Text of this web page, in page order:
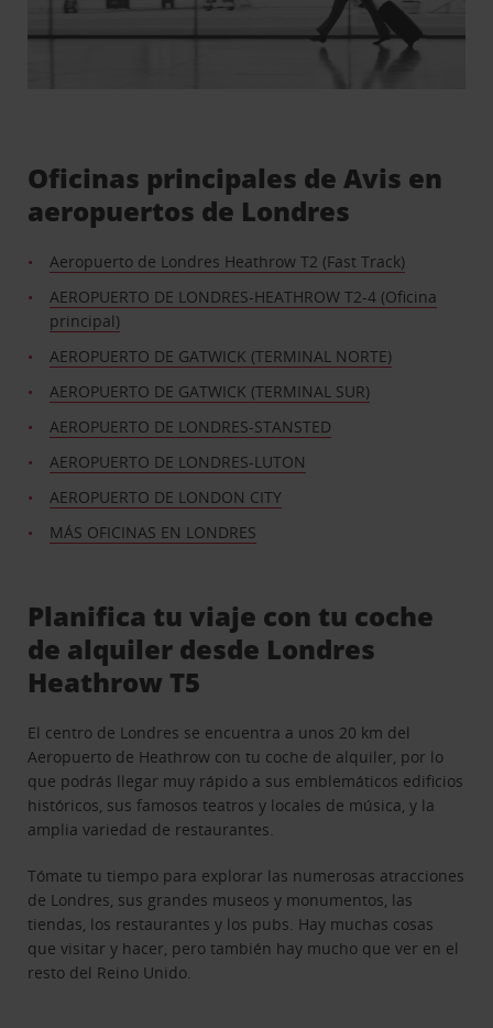
Oficinas principales de Avis en
aeropuertos de Londres
Aeropuerto de Londres Heathrow T2 (Fast Track)
AEROPUERTO DE LONDRES-HEATHROW T2-4 (Oficina
principal)
AEROPUERTO DE GATWICK (TERMINAL NORTE)
AEROPUERTO DE GATWICK (TERMINAL SUR)
AEROPUERTO DE LONDRES-STANSTED
AEROPUERTO DE LONDRES-LUTON
AEROPUERTO DE LONDON CITY
MÁS OFICINAS EN LONDRES
Planifica tu viaje con tu coche
de alquiler desde Londres
Heathrow T5
El centro de Londres se encuentra a unos 20 km del
Aeropuerto de Heathrow con tu coche de alquiler, por lo
que podrás llegar muy rápido a sus emblemáticos edificios
históricos, sus famosos teatros y locales de música, y la
amplia variedad de restaurantes.
Tómate tu tiempo para explorar las numerosas atracciones
de Londres, sus grandes museos y monumentos, las
tiendas, los restaurantes y los pubs. Hay muchas cosas
que visitar y hacer, pero también hay mucho que ver en el
resto del Reino Unido.